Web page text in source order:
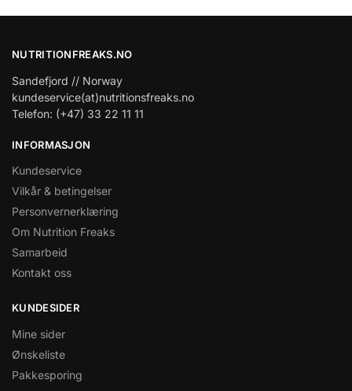
NUTRITIONFREAKS.NO
Sandefjord // Norway
kundeservice(at)nutritionsfreaks.no
Telefon: (+47) 33 22 11 11
INFORMASJON
Kundeservice
Vilkår & betingelser
Personvernerklæring
Om Nutrition Freaks
Samarbeid
Kontakt oss
KUNDESIDER
Mine sider
Ønskeliste
Pakkesporing